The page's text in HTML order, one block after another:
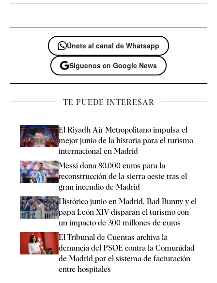
Únete al canal de Whatsapp
Síguenos en Google News
TE PUEDE INTERESAR
El Riyadh Air Metropolitano impulsa el
mejor junio de la historia para el turismo
internacional en Madrid
Messi dona 80.000 euros para la
reconstrucción de la sierra oeste tras el
gran incendio de Madrid
Histórico junio en Madrid, Bad Bunny y el
papa León XIV disparan el turismo con
un impacto de 300 millones de euros
El Tribunal de Cuentas archiva la
denuncia del PSOE contra la Comunidad
de Madrid por el sistema de facturación
entre hospitales